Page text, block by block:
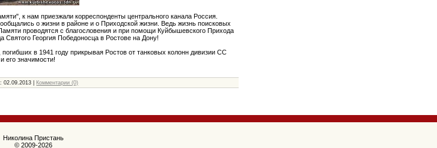
к нам приезжали корреспонденты центрального канала Россия.
о жизни в районе и о Приходской жизни. Ведь жизнь поисковых
проводятся с благословения и при помощи Куйбышевского Прихода
Георгия Победоносца в Ростове на Дону!
в 1941 году прикрывая Ростов от танковых колонн дивизии СС
его значимости!
02.09.2013 Комментарии (0)
Николина Пристань
© 2009-2026